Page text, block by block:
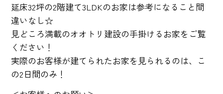
延床32坪の2階建て3LDKのお家は参考になること間
違いなし☆
見どころ満載のオオトリ建設の手掛けるお家をご覧
ください！
実際のお客様が建てられたお家を見られるのは、こ
の2日間のみ！